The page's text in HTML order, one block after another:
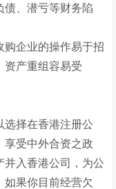
债、潜亏等财务陷
购企业的操作易于招
资产重组容易受
选择在香港注册公
享受中外合资之政
并入香港公司，为公
如果你目前经营欠